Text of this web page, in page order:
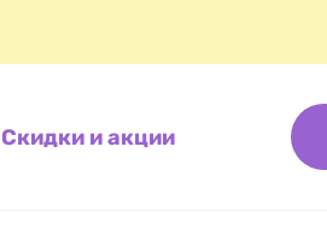
Скидки и акции